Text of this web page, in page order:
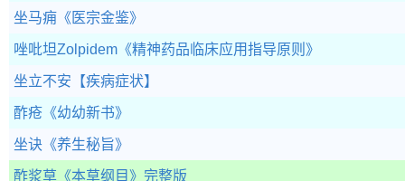
坐马痈 《医宗金鉴》
唑吡坦Zolpidem 《精神药品临床应用指导原则》
坐立不安 【疾病症状】
酢疮 《幼幼新书》
坐诀 《养生秘旨》
酢浆草 《本草纲目》完整版